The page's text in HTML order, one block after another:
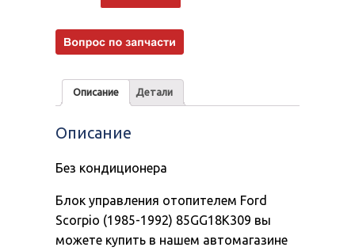
Описание Детали
Описание
Без кондиционера
Блок управления отопителем Ford
Scorpio (1985-1992) 85GG18K309 вы
можете купить в нашем автомагазине